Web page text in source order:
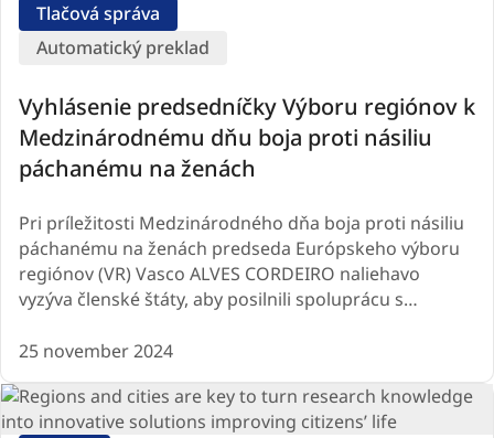
Vyhlásenie predsedníčky Výboru regiónov k
Medzinárodnému dňu boja proti násiliu
páchanému na ženách
Pri príležitosti Medzinárodného dňa boja proti násiliu
páchanému na ženách predseda Európskeho výboru
regiónov (VR) Vasco ALVES CORDEIRO naliehavo
vyzýva členské štáty, aby posilnili spoluprácu s…
Tlačová správa
Automatický preklad
25 november 2024